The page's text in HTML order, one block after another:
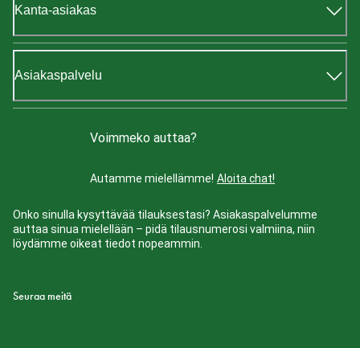
Kanta-asiakas
Asiakaspalvelu
Voimmeko auttaa?
Autamme mielellämme! Aloita chat!
Onko sinulla kysyttävää tilauksestasi? Asiakaspalvelumme
auttaa sinua mielellään – pidä tilausnumerosi valmiina, niin
löydämme oikeat tiedot nopeammin.
Seuraa meitä